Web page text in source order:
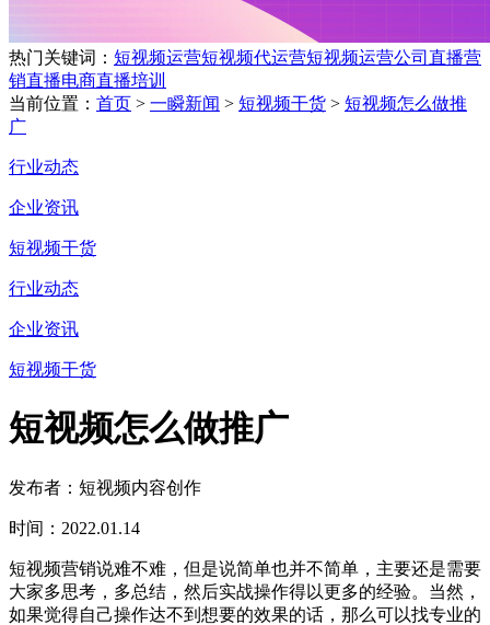
热门关键词： 短视频运营短视频代运营短视频运营公司 直播营
销直播电商直播培训
当前位置： 首页 > 一瞬新闻 > 短视频干货 > 短视频怎么做推
广
行业动态
企业资讯
短视频干货
行业动态
企业资讯
短视频干货
短视频怎么做推广
发布者：短视频内容创作
时间：2022.01.14
短视频营销说难不难，但是说简单也并不简单，主要还是需要
大家多思考，多总结，然后实战操作得以更多的经验。当然，
如果觉得自己操作达不到想要的效果的话，那么可以找专业的